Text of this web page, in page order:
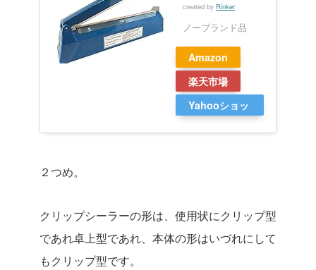
created by Rinker
ノーブランド品
Amazon
楽天市場
Yahooショッ
２つめ。
クリップシーラーの形は、使用状にクリップ型
であれ卓上型であれ、本体の形はいづれにして
もクリップ型です。